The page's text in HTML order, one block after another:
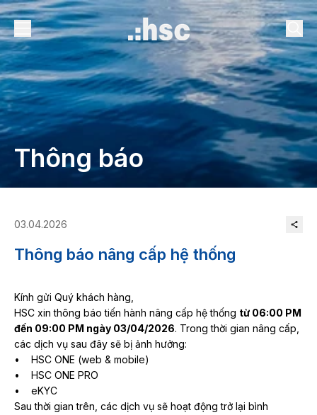
Thông báo
03.04.2026
Thông báo nâng cấp hệ thống
Kính gửi Quý khách hàng,
HSC xin thông báo tiến hành nâng cấp hệ thống từ 06:00 PM
đến 09:00 PM ngày 03/04/2026. Trong thời gian nâng cấp,
các dịch vụ sau đây sẽ bị ảnh hưởng:
• HSC ONE (web & mobile)
• HSC ONE PRO
• eKYC
Sau thời gian trên, các dịch vụ sẽ hoạt động trở lại bình